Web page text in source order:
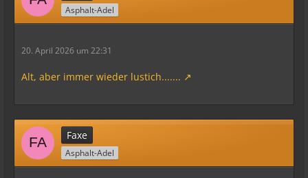
Asphalt-Adel
20. April 2026 um 22:31
Alt, aber immer wieder lustich.......
Faxe
Asphalt-Adel